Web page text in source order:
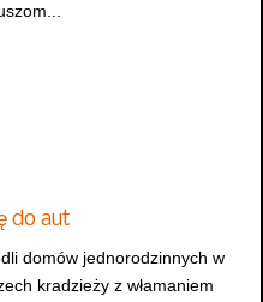
do aut
domów jednorodzinnych w
kradzieży z włamaniem